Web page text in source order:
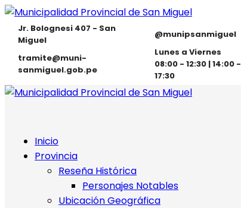
Jr. Bolognesi 407 - San
Miguel
@munipsanmiguel
tramite@muni-
sanmiguel.gob.pe
Lunes a Viernes
08:00 - 12:30 | 14:00 -
17:30
Inicio
Provincia
Reseña Histórica
Personajes Notables
Ubicación Geográfica